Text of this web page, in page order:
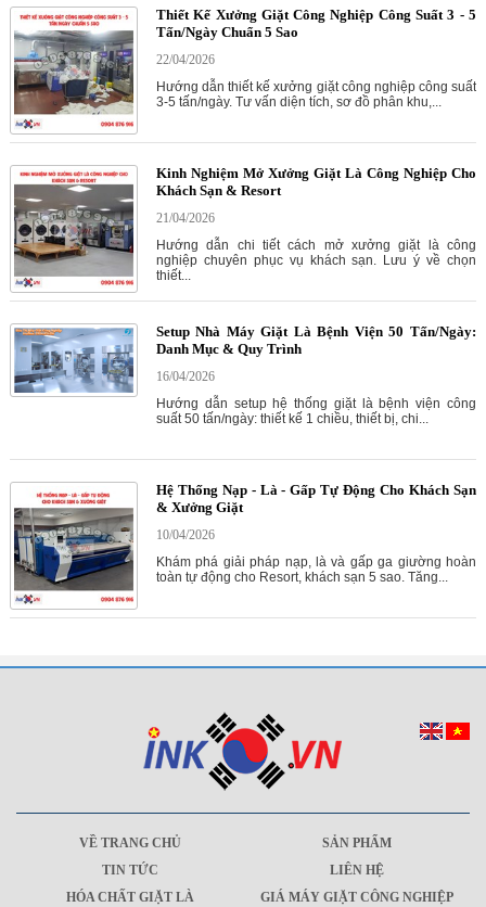
Thiết Kế Xưởng Giặt Công Nghiệp Công Suất 3 - 5
Tấn/Ngày Chuẩn 5 Sao
22/04/2026
Hướng dẫn thiết kế xưởng giặt công nghiệp công suất
3-5 tấn/ngày. Tư vấn diện tích, sơ đồ phân khu,...
Kinh Nghiệm Mở Xưởng Giặt Là Công Nghiệp Cho
Khách Sạn & Resort
21/04/2026
Hướng dẫn chi tiết cách mở xưởng giặt là công
nghiệp chuyên phục vụ khách sạn. Lưu ý về chọn
thiết...
Setup Nhà Máy Giặt Là Bệnh Viện 50 Tấn/Ngày:
Danh Mục & Quy Trình
16/04/2026
Hướng dẫn setup hệ thống giặt là bệnh viện công
suất 50 tấn/ngày: thiết kế 1 chiều, thiết bị, chi...
Hệ Thống Nạp - Là - Gấp Tự Động Cho Khách Sạn
& Xưởng Giặt
10/04/2026
Khám phá giải pháp nạp, là và gấp ga giường hoàn
toàn tự động cho Resort, khách sạn 5 sao. Tăng...
VỀ TRANG CHỦ
SẢN PHẨM
TIN TỨC
LIÊN HỆ
HÓA CHẤT GIẶT LÀ
GIÁ MÁY GIẶT CÔNG NGHIỆP